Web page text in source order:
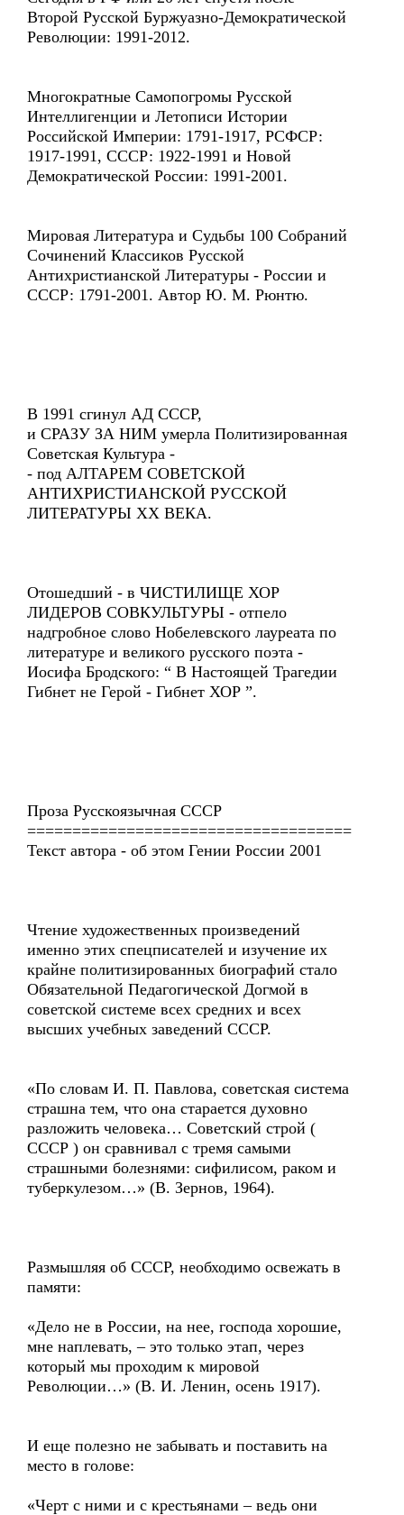
Второй Русской Буржуазно-Демократической
Революции: 1991-2012.
Многократные Самопогромы Русской
Интеллигенции и Летописи Истории
Российской Империи: 1791-1917, РСФСР:
1917-1991, СССР: 1922-1991 и Новой
Демократической России: 1991-2001.
Мировая Литература и Судьбы 100 Собраний
Сочинений Классиков Русской
Антихристианской Литературы - России и
СССР: 1791-2001. Автор Ю. М. Рюнтю.
В 1991 сгинул АД СССР,
и СРАЗУ ЗА НИМ умерла Политизированная
Советская Культура -
- под АЛТАРЕМ СОВЕТСКОЙ
АНТИХРИСТИАНСКОЙ РУССКОЙ
ЛИТЕРАТУРЫ ХХ ВЕКА.
Отошедший - в ЧИСТИЛИЩЕ ХОР
ЛИДЕРОВ СОВКУЛЬТУРЫ - отпело
надгробное слово Нобелевского лауреата по
литературе и великого русского поэта -
Иосифа Бродского: “ В Настоящей Трагедии
Гибнет не Герой - Гибнет ХОР ”.
Проза Русскоязычная СССР
====================================
Текст автора - об этом Гении России 2001
Чтение художественных произведений
именно этих спецписателей и изучение их
крайне политизированных биографий стало
Обязательной Педагогической Догмой в
советской системе всех средних и всех
высших учебных заведений СССР.
«По словам И. П. Павлова, советская система
страшна тем, что она старается духовно
разложить человека… Советский строй (
СССР ) он сравнивал с тремя самыми
страшными болезнями: сифилисом, раком и
туберкулезом…» (В. Зернов, 1964).
Размышляя об СССР, необходимо освежать в
памяти:
«Дело не в России, на нее, господа хорошие,
мне наплевать, – это только этап, через
который мы проходим к мировой
Революции…» (В. И. Ленин, осень 1917).
И еще полезно не забывать и поставить на
место в голове:
«Черт с ними и с крестьянами – ведь они